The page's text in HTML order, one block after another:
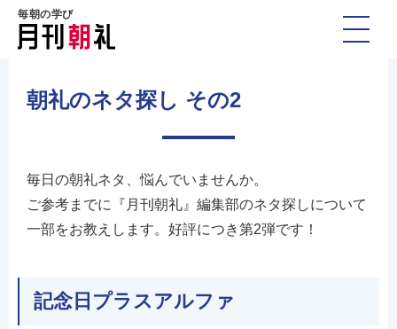
毎朝の学び
朝礼のネタ探し その2
毎日の朝礼ネタ、悩んでいませんか。
ご参考までに『月刊朝礼』編集部のネタ探しについて
一部をお教えします。好評につき第2弾です！
記念日プラスアルファ